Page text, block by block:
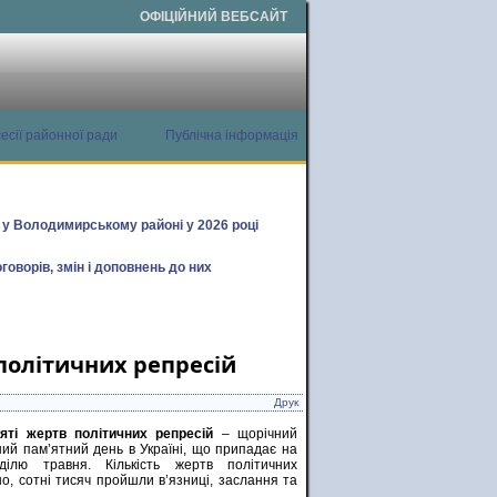
ОФІЦІЙНИЙ ВЕБСАЙТ
районної ради
Публічна інформація
у Володимирському районі у 2026 році
змін і доповнень до них
репресій
Друк
жертв політичних репресій – щорічний
пам’ятний день в Україні, що припадає на
травня. Кількість жертв політичних
сотні тисяч пройшли в’язниці, заслання та